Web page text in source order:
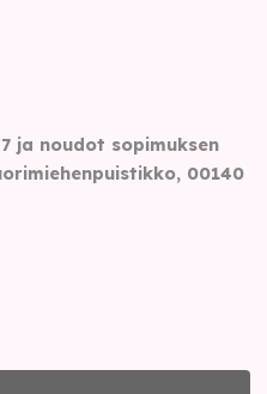
ja noudot sopimuksen
00140